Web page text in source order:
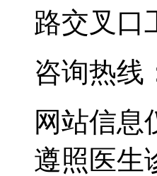
路交叉口
咨询热线
网站信息
遵照医生